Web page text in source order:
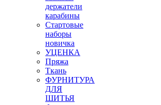
держатели
карабины
Стартовые
наборы
новичка
УЦЕНКА
Пряжа
Ткань
ФУРНИТУРА
ДЛЯ
ШИТЬЯ